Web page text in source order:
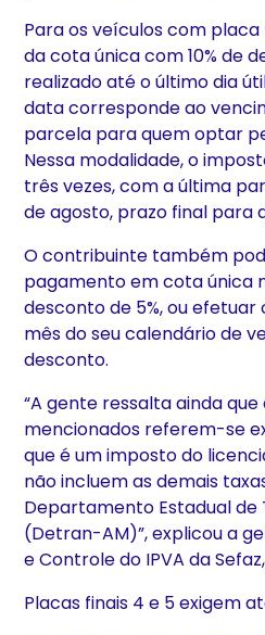
Para os veículos com
da cota única com 10% de
realizado até o último dia
data corresponde ao
parcela para quem optar
Nessa modalidade, o
três vezes, com a última
de agosto, prazo final para
O contribuinte também
pagamento em cota única
desconto de 5%, ou
mês do seu calendário de
desconto.
“A gente ressalta ainda que
mencionados referem-se
que é um imposto do
não incluem as demais
Departamento Estadual de
(Detran-AM)”, explicou a
e Controle do IPVA da
Placas finais 4 e 5 exigem